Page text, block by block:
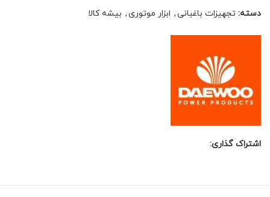
دسته: تجهیزات باغبانی, ابزار موتوری, بیشه کالا
اشتراک گذاری: